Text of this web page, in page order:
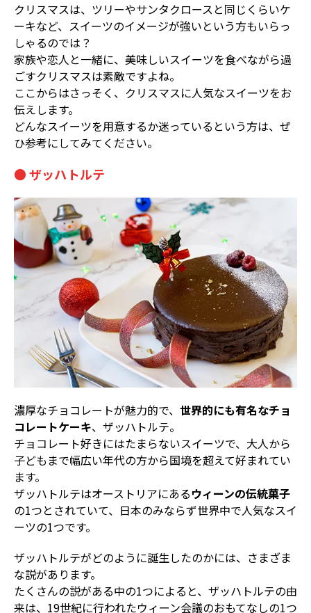
クリスマスは、ツリーやサンタクロースと同じくらいケ
ーキなど、スイーツのイメージが強いという方もいらっ
しゃるのでは？
家族や恋人と一緒に、美味しいスイーツを食べながら過
ごすクリスマスは素敵ですよね。
ここからはさっそく、クリスマスに人気なスイーツをお
伝えします。
どんなスイーツを用意するか迷っているという方は、ぜ
ひ参考にしてみてください。
● ザッハトルテ
濃厚なチョコレートが魅力的で、 世界的にも有名なチョ
コレートケーキ、ザッハトルテ。
チョコレート好きにはたまらないスイーツで、大人から
子どもまで幅広い年代の方から国境を超えて好まれてい
ます。
ザッハトルテはオーストリアにあるウィーンの伝統菓子
の1つとされていて、日本のみならず世界中で人気なスイ
ーツの1つです。
ザッハトルテがどのように誕生したのかには、さまざま
な説があります。
たくさんの説がある中の1つによると、ザッハトルテの由
来は、19世紀に行われたウィーン会議のおもてなしの1つ